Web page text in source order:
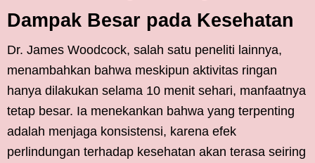
Dampak Besar pada Kesehatan
Dr. James Woodcock, salah satu peneliti lainnya,
menambahkan bahwa meskipun aktivitas ringan
hanya dilakukan selama 10 menit sehari, manfaatnya
tetap besar. Ia menekankan bahwa yang terpenting
adalah menjaga konsistensi, karena efek
perlindungan terhadap kesehatan akan terasa seiring